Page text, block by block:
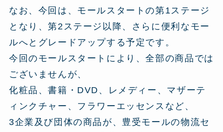
なお、今回は、モールスタートの第1ステージ
となり、第2ステージ以降、さらに便利なモー
ルへとグレードアップする予定です。
今回のモールスタートにより、全部の商品では
ございませんが、
化粧品、書籍・DVD、レメディー、マザーテ
ィンクチャー、フラワーエッセンスなど、
3企業及び団体の商品が、豊受モールの物流セ